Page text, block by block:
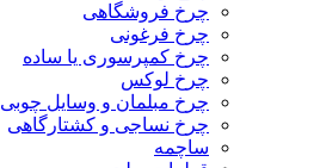
چرخ فروشگاهی
چرخ فرغونی
چرخ کمپرسوری یا ساده
چرخ لوکس
چرخ مبلمان و وسایل چوبی
چرخ نساجی و کشتارگاهی
ساچمه